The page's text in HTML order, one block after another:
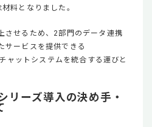
料となりました。
させるため、2部門のデータ連携
サービスを提供できる
ャットシステムを統合する運びと
リーズ導入の決め手・